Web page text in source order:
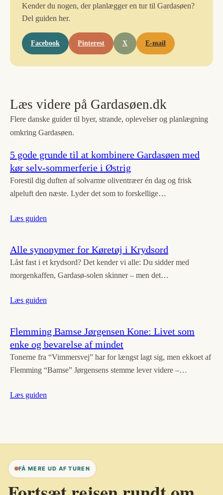
Kender du nogen, der planlægger en tur til Gardasøen?
Del guiden her.
Facebook Pinterest X E-mail
Læs videre på Gardasøen.dk
Flere danske guider til byer, strande, oplevelser og planlægning
omkring Gardasøen.
5 gode grunde til at kombinere Gardasøen med
kør selv-sommerferie i Østrig
Forestil dig duften af solvarme oliventræer én dag og frisk
alpeluft den næste. Lyder det som to forskellige…
Læs guiden
Alle synonymer for Køretøj i Krydsord
Låst fast i et krydsord? Det kender vi alle: Du sidder med
morgenkaffen, Gardasø-solen skinner – men det…
Læs guiden
Flemming Bamse Jørgensen Kone: Livet som
enke og bevarelse af mindet
Tonerne fra “Vimmersvej” har for længst lagt sig, men ekkoet af
Flemming “Bamse” Jørgensens stemme lever videre –…
Læs guiden
FÅ MERE UD AF TUREN